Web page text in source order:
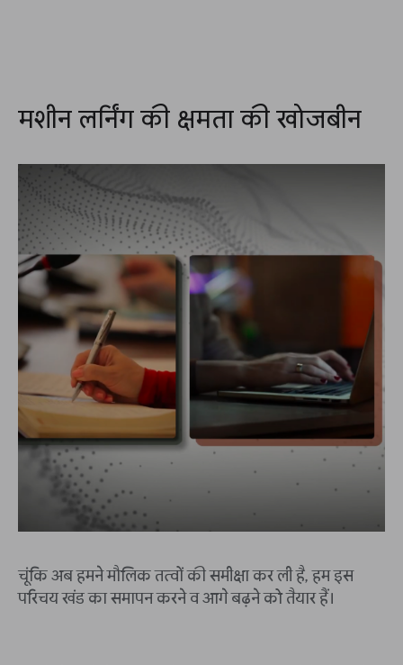
मशीन लर्निंग की क्षमता की खोजबीन
चूंकि अब हमने मौलिक तत्वों की समीक्षा कर ली है, हम इस
परिचय खंड का समापन करने व आगे बढ़ने को तैयार हैं।